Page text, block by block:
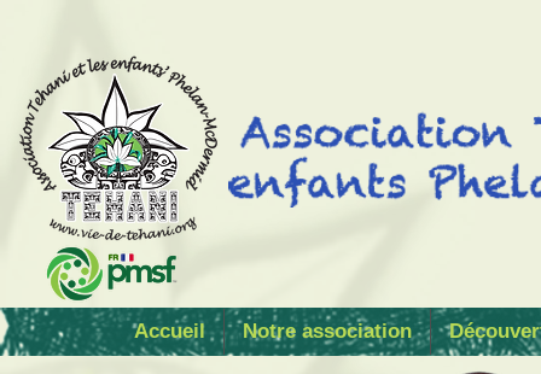
Accueil Notre association